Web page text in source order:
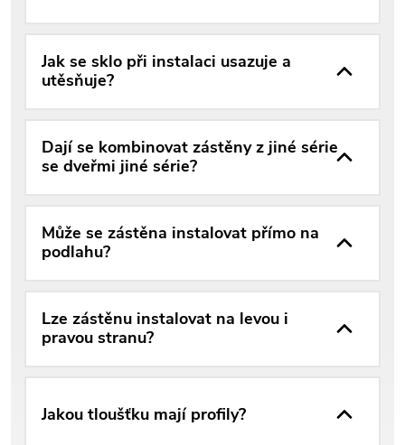
Jak se sklo při instalaci usazuje a
utěsňuje?
Dají se kombinovat zástěny z jiné série
se dveřmi jiné série?
Může se zástěna instalovat přímo na
podlahu?
Lze zástěnu instalovat na levou i
pravou stranu?
Jakou tloušťku mají profily?